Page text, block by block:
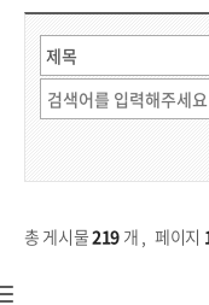
총 게시물219개 , 페이지